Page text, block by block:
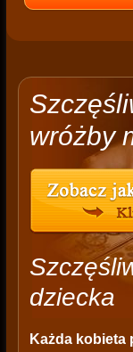
wróżby
dziecka
Każda kobieta